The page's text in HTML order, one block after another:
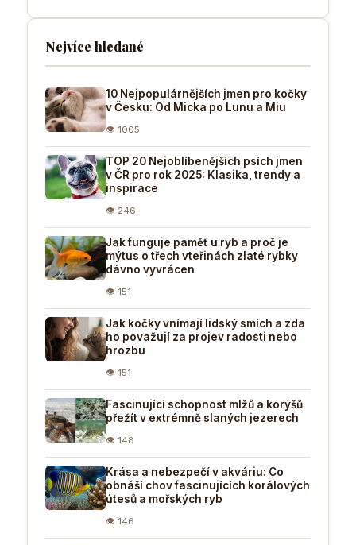
Nejvíce hledané
10 Nejpopulárnějších jmen pro kočky
v Česku: Od Micka po Lunu a Miu
👁 1005
TOP 20 Nejoblíbenějších psích jmen
v ČR pro rok 2025: Klasika, trendy a
inspirace
👁 246
Jak funguje paměť u ryb a proč je
mýtus o třech vteřinách zlaté rybky
dávno vyvrácen
👁 151
Jak kočky vnímají lidský smích a zda
ho považují za projev radosti nebo
hrozbu
👁 151
Fascinující schopnost mlžů a korýšů
přežít v extrémně slaných jezerech
👁 148
Krása a nebezpečí v akváriu: Co
obnáší chov fascinujících korálových
útesů a mořských ryb
👁 146